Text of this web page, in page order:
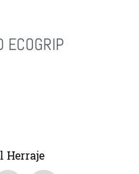
ECOGRIP
Herraje